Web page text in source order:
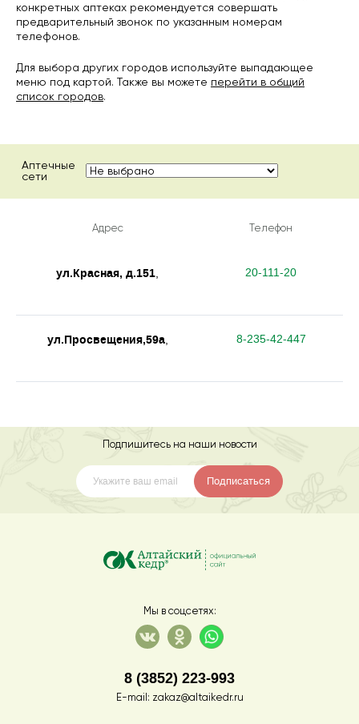
конкретных аптеках рекомендуется совершать
предварительный звонок по указанным номерам
телефонов.
Для выбора других городов используйте выпадающее
меню под картой. Также вы можете перейти в общий
список городов.
Аптечные
сети
Адрес Телефон
ул.Красная, д.151, 20-111-20
ул.Просвещения,59а, 8-235-42-447
Подпишитесь на наши новости
Подписаться
Мы в соцсетях:
8 (3852) 223-993
E-mail: zakaz@altaikedr.ru